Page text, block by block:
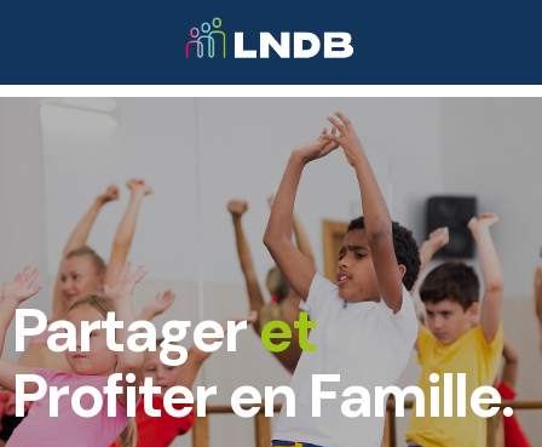
Partageret
Profiter en Famille.